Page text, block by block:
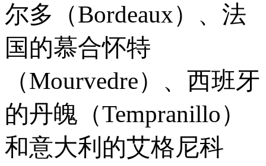
尔多（Bordeaux）、法
国的慕合怀特
（Mourvedre）、西班牙
的丹魄（Tempranillo）
和意大利的艾格尼科